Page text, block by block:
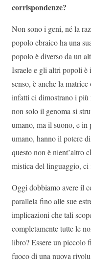
corrispondenze?
Non sono i geni, né la
popolo ebraico ha una
popolo è diverso da un
Israele e gli altri popoli
senso, è anche la
infatti ci dimostrano i più
non solo il genoma si
umano, ma il suono, e in
umano, hanno il potere
questo non è nient’altro
mistica del linguaggio, ci
Oggi dobbiamo avere il
parallela fino alle sue
implicazioni che tali
completamente tutte le
libro? Essere un piccolo
fuoco di una nuova